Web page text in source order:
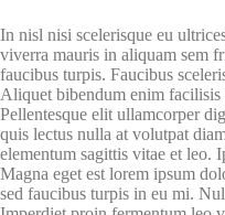
In nisl nisi scelerisque eu
viverra mauris in aliquam sem
faucibus turpis. Faucibus
Aliquet bibendum enim facilisis
Pellentesque elit ullamcorper
quis lectus nulla at volutpat
elementum sagittis vitae et leo.
Magna eget est lorem ipsum
sed faucibus turpis in eu mi.